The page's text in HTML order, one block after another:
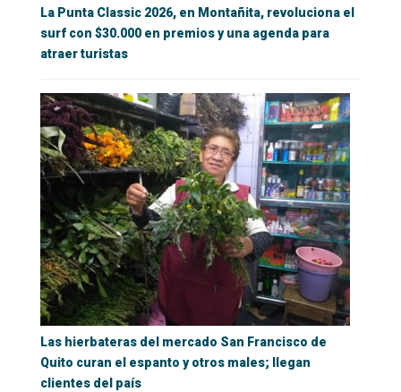
La Punta Classic 2026, en Montañita, revoluciona el
surf con $30.000 en premios y una agenda para
atraer turistas
Las hierbateras del mercado San Francisco de
Quito curan el espanto y otros males; llegan
clientes del país